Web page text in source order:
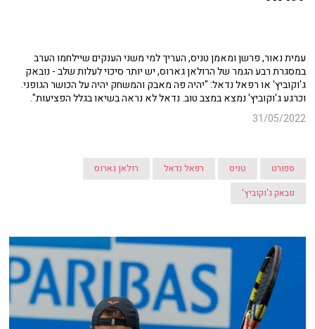
עמית נאור, פרשן ומאמן טניס, העריך למי משני הענקים שיילחמו הערב
במסגרת רבע הגמר של הרולאן גארוס, יש יותר סיכוי לעלות שלב - נובאק
ג'וקוביץ' או רפאל נדאל: "יהיה פה מאבק והמשחק יהיה על הכושר הגופני.
וכרגע ג'וקוביץ' נמצא במצב טוב. נדאל לא נראה בשיאו בגלל הפציעות".
31/05/2022
ספורט טניס רפאל נדאל
רולאן גארוס
נובאק ג'וקוביץ'